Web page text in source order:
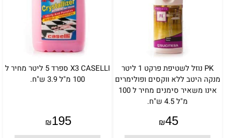
PK נוזל לשטיפת פרקט 1 ליטר
מנקה היטב ללא ווקסים ופולימרים
אינו משאיר סימנים מחיר ל 100
מ"ל 4.5 ש"ח.
₪45
X3 CASELLI ספרד 5 ליטר מחיר ל
100 מ"ל 3.9 ש"ח.
₪195